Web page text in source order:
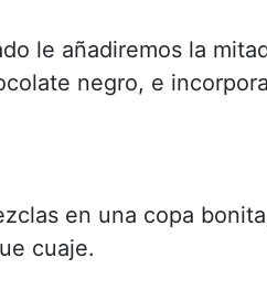
le añadiremos la
negro, e
en una copa
cuaje.